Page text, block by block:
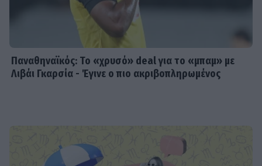
Παναθηναϊκός: Το «χρυσό» deal για το «μπαμ» με
Λιβάι Γκαρσία - Έγινε ο πιο ακριβοπληρωμένος